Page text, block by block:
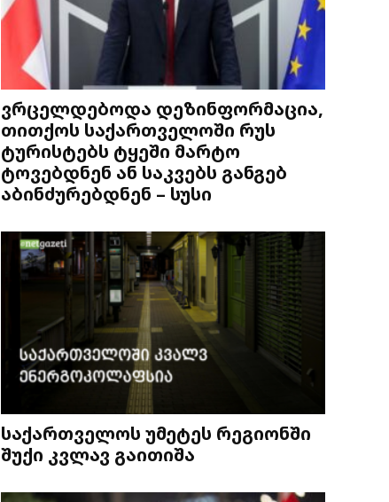
ვრცელდებოდა დეზინფორმაცია,
თითქოს საქართველოში რუს
ტურისტებს ტყეში მარტო
ტოვებდნენ ან საკვებს განგებ
აბინძურებდნენ – სუსი
საქართველოს უმეტეს რეგიონში
შუქი კვლავ გაითიშა